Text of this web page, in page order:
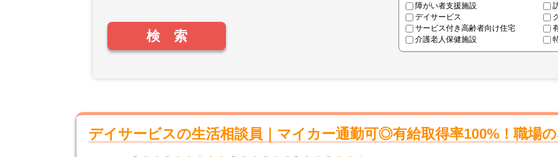
障がい者支援施設
デイサービス
サービス付き高齢者向け住宅
介護老人保健施設
デイサービスの生活相談員｜マイカー通勤可◎有給取得率100%！職場